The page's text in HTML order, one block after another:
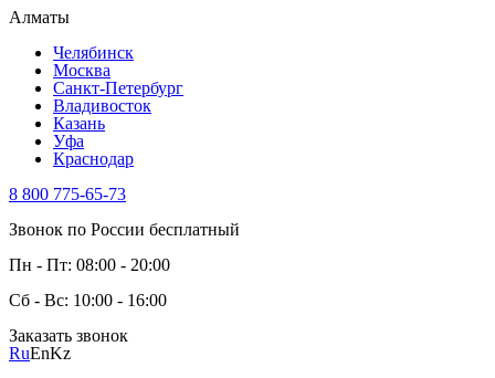
Алматы
Челябинск
Москва
Санкт-Петербург
Владивосток
Казань
Уфа
Краснодар
8 800 775-65-73
Звонок по России бесплатный
Пн - Пт: 08:00 - 20:00
Сб - Вс: 10:00 - 16:00
Заказать звонок
RuEnKz